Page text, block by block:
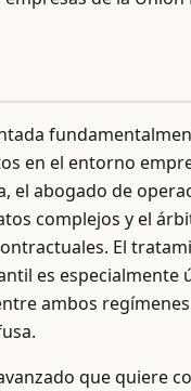
en el entorno
el abogado de
complejos y el
El
es especialmente
ambos regímenes
que quiere